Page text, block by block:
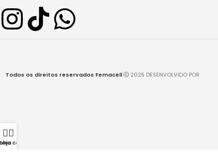
Todos os direitos reservados Femacell 2025 DESENVOLVIDO POR
Lojaconta